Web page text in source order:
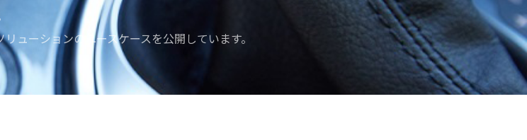
ューションのユースケースを公開しています。